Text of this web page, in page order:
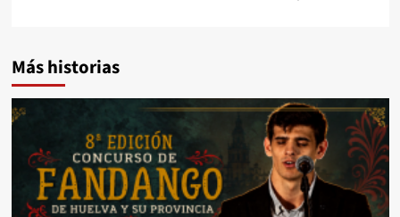
Más historias